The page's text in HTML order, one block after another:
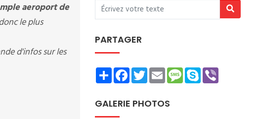
aeroport de
le plus
d'infos sur les
PARTAGER
ShareFacebookTwitterEmailMessage
Skype
GALERIE PHOTOS